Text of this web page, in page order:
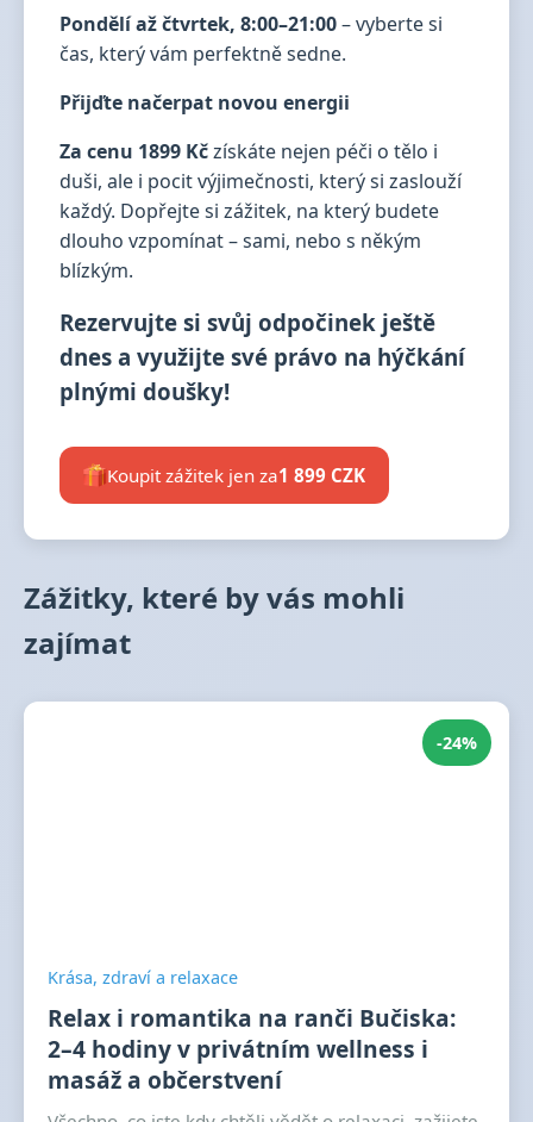
Pondělí až čtvrtek, 8:00–21:00– vyberte si
čas, který vám perfektně sedne.
Přijďte načerpat novou energii
Za cenu 1899 Kčzískáte nejen péči o tělo i
duši, ale i pocit výjimečnosti, který si zaslouží
každý. Dopřejte si zážitek, na který budete
dlouho vzpomínat – sami, nebo s někým
blízkým.
Rezervujte si svůj odpočinek ještě
dnes a využijte své právo na hýčkání
plnými doušky!
Koupit zážitek jen za1 899 CZK
Zážitky, které by vás mohli
zajímat
-24%
Krása, zdraví a relaxace
Relax i romantika na ranči Bučiska:
2–4 hodiny v privátním wellness i
masáž a občerstvení